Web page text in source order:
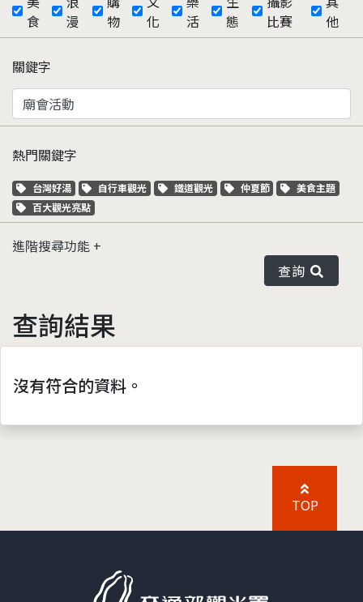
食
漫
物
化
活
態
比賽
他
關鍵字
熱門關鍵字
關鍵字標籤
台灣好湯 關鍵字標籤
自行車觀光 關鍵字標籤
鐵道觀光 關鍵字標籤
仲夏節 關鍵字標籤
美食主題
關鍵字標籤
百大觀光亮點
進階搜尋功能
查詢
查詢結果
沒有符合的資料。
TOP